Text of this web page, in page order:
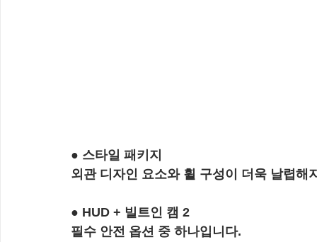
● 스타일 패키지
외관 디자인 요소와 휠 구성이 더욱 날렵해
● HUD + 빌트인 캠 2
필수 안전 옵션 중 하나입니다.